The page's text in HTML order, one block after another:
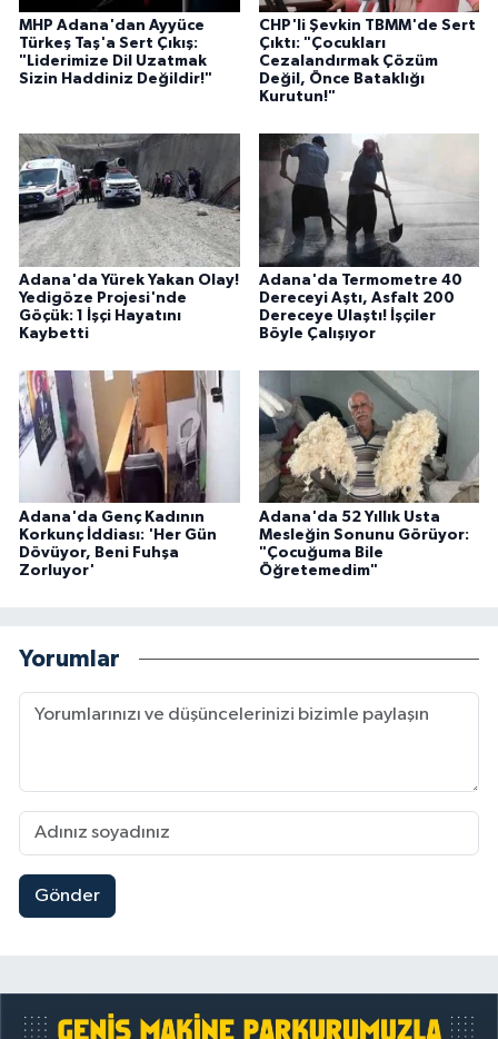
MHP Adana'dan Ayyüce
Türkeş Taş'a Sert Çıkış:
"Liderimize Dil Uzatmak
Sizin Haddiniz Değildir!"
CHP'li Şevkin TBMM'de Sert
Çıktı: "Çocukları
Cezalandırmak Çözüm
Değil, Önce Bataklığı
Kurutun!"
Adana'da Yürek Yakan Olay!
Yedigöze Projesi'nde
Göçük: 1 İşçi Hayatını
Kaybetti
Adana'da Termometre 40
Dereceyi Aştı, Asfalt 200
Dereceye Ulaştı! İşçiler
Böyle Çalışıyor
Adana'da Genç Kadının
Korkunç İddiası: 'Her Gün
Dövüyor, Beni Fuhşa
Zorluyor'
Adana'da 52 Yıllık Usta
Mesleğin Sonunu Görüyor:
"Çocuğuma Bile
Öğretemedim"
Yorumlar
Gönder